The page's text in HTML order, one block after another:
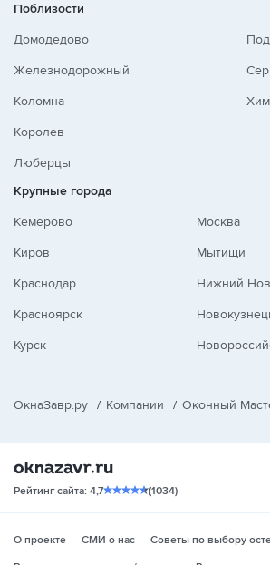
Поблизости
Домодедово
Железнодорожный
Коломна
Королев
Люберцы
Крупные города
Кемерово
Киров
Краснодар
Красноярск
Курск
Москва
Мытищи
Нижний
ОкнаЗавр.ру / Компании / Оконный
Рейтинг сайта: 4,7 (1034)
О проекте СМИ о нас
Советы по выбору